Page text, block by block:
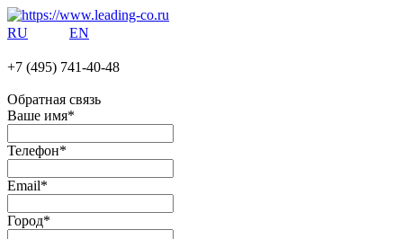
RU EN
+7 (495) 741-40-48
Обратная связь
Ваше имя*
Телефон*
Email*
Город*